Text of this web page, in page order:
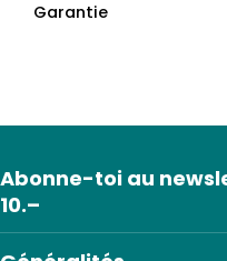
Garantie
Abonne-toi au
10.–